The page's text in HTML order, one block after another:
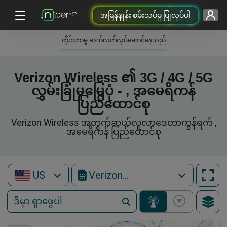
အမြန်နှုန်း စမ်းသပ်မှု ပြုလုပ်ပါ
တိုင်းတာမှု ဆက်လက်လုပ်ဆောင်နေသည်
Verizon Wireless ၏ 3G / 4G / 5G
လွှမ်းခြုံမှုမြေပုံ - , အမေရိကန်
ပြည်ထောင်စု
Verizon Wireless အတွက်ဆယ်လူလာဒေတာကွန်ရက် ,
အမေရိကန် ပြည်ထောင်စု
US Verizon Wireless